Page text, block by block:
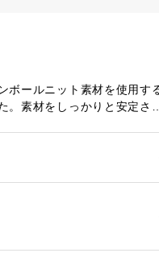
ボールニット素材を使用す
。素材をしっかりと安定さ
着回しやすい商品です。春夏
ー展開はこれからの季節、